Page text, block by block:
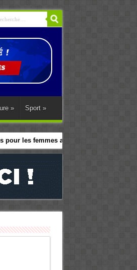
» Sport »
les femmes africaines